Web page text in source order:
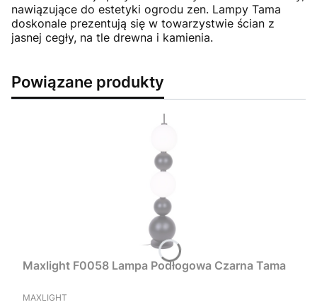
nawiązujące do estetyki ogrodu zen. Lampy Tama
doskonale prezentują się w towarzystwie ścian z
jasnej cegły, na tle drewna i kamienia.
Powiązane produkty
Maxlight F0058 Lampa Podłogowa Czarna Tama
PRODUCENT
MAXLIGHT